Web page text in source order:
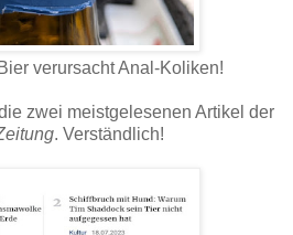
verursacht Anal-Koliken!
zwei meistgelesenen Artikel der
. Verständlich!